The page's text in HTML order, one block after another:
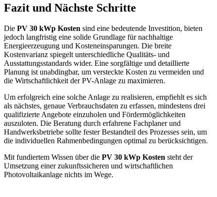
Fazit und Nächste Schritte
Die PV 30 kWp Kosten sind eine bedeutende Investition, bieten
jedoch langfristig eine solide Grundlage für nachhaltige
Energieerzeugung und Kosteneinsparungen. Die breite
Kostenvarianz spiegelt unterschiedliche Qualitäts- und
Ausstattungsstandards wider. Eine sorgfältige und detaillierte
Planung ist unabdingbar, um versteckte Kosten zu vermeiden und
die Wirtschaftlichkeit der PV-Anlage zu maximieren.
Um erfolgreich eine solche Anlage zu realisieren, empfiehlt es sich
als nächstes, genaue Verbrauchsdaten zu erfassen, mindestens drei
qualifizierte Angebote einzuholen und Fördermöglichkeiten
auszuloten. Die Beratung durch erfahrene Fachplaner und
Handwerksbetriebe sollte fester Bestandteil des Prozesses sein, um
die individuellen Rahmenbedingungen optimal zu berücksichtigen.
Mit fundiertem Wissen über die PV 30 kWp Kosten steht der
Umsetzung einer zukunftssicheren und wirtschaftlichen
Photovoltaikanlage nichts im Wege.